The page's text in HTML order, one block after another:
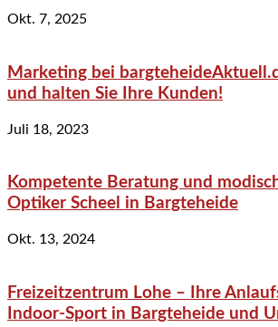
Okt. 7, 2025
Marketing bei
und halten Sie Ihre Kunden!
Juli 18, 2023
Kompetente Beratung und
Optiker Scheel in Bargteheide
Okt. 13, 2024
Freizeitzentrum Lohe – Ihre
Indoor-Sport in Bargteheide und